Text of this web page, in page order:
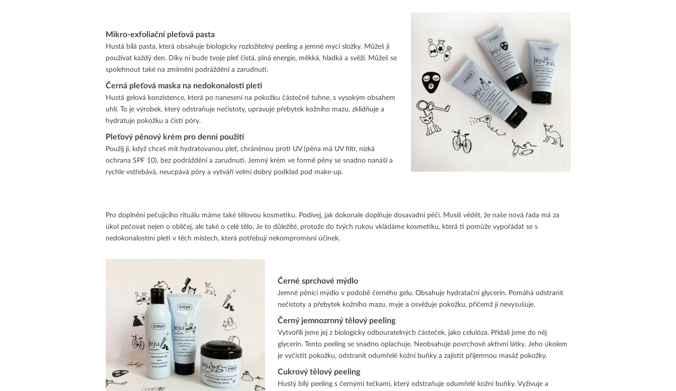
Mikro-exfoliační pleťová pasta
Hustá bílá pasta, která obsahuje biologicky rozložitelný peeling a jemné mycí složky. Můžeš ji
používat každý den. Díky ní bude tvoje pleť čistá, plná energie, měkká, hladká a svěží. Můžeš se
spolehnout také na zmírnění podráždění a zarudnutí.
Černá pleťová maska na nedokonalosti pleti
Hustá gelová konzistence, která po nanesení na pokožku částečně tuhne, s vysokým obsahem
uhlí. To je výrobek, který odstraňuje nečistoty, upravuje přebytek kožního mazu, zklidňuje a
hydratuje pokožku a čistí póry.
Pleťový pěnový krém pro denní použití
Použij ji, když chceš mít hydratovanou pleť, chráněnou proti UV (pěna má UV filtr, nízká
ochrana SPF 10), bez podráždění a zarudnutí. Jemný krém ve formě pěny se snadno nanáší a
rychle vstřebává, neucpává póry a vytváří velmi dobrý podklad pod make-up.
Pro doplnění pečujícího rituálu máme také tělovou kosmetiku. Podívej, jak dokonale doplňuje dosavadní péči. Musíš vědět, že naše nová řada má za
úkol pečovat nejen o obličej, ale také o celé tělo. Je to důležité, protože do tvých rukou vkládáme kosmetiku, která ti pomůže vypořádat se s
nedokonalostmi pleti v těch místech, která potřebují nekompromisní účinek.
Černé sprchové mýdlo
Jemně pěnící mýdlo v podobě černého gelu. Obsahuje hydratační glycerin. Pomáhá odstranit
nečistoty a přebytek kožního mazu, myje a osvěžuje pokožku, přičemž ji nevysušuje.
Černý jemnozrnný tělový peeling
Vytvořili jsme jej z biologicky odbouratelných částeček, jako celulóza. Přidali jsme do něj
glycerin. Tento peeling se snadno oplachuje. Neobsahuje povrchově aktivní látky. Jeho úkolem
je vyčistit pokožku, odstranit odumřelé kožní buňky a zajistit příjemnou masáž pokožky.
Cukrový tělový peeling
Hustý bílý peeling s černými tečkami, který odstraňuje odumřelé kožní buňky. Vyživuje a